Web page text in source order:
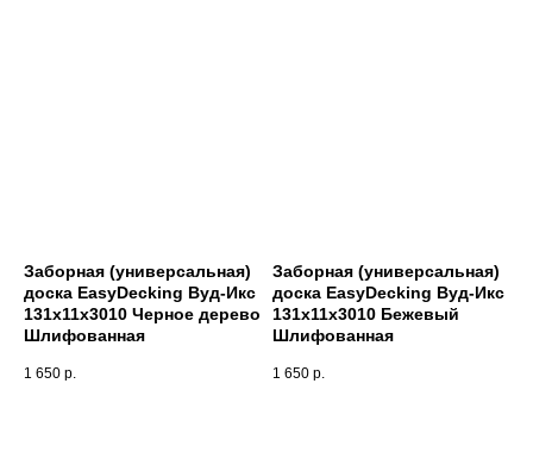
Заборная (универсальная)
доска EasyDecking Вуд-Икс
131х11х3010 Черное дерево
Шлифованная
1 650 р.
Заборная (универсальная)
доска EasyDecking Вуд-Икс
131х11х3010 Бежевый
Шлифованная
1 650 р.